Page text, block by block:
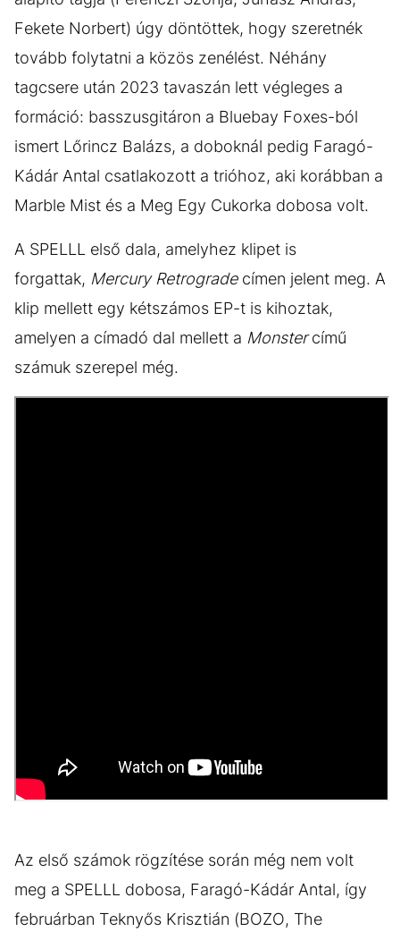
Fekete Norbert) úgy döntöttek, hogy szeretnék
tovább folytatni a közös zenélést. Néhány
tagcsere után 2023 tavaszán lett végleges a
formáció: basszusgitáron a Bluebay Foxes-ból
ismert Lőrincz Balázs, a doboknál pedig Faragó-
Kádár Antal csatlakozott a trióhoz, aki korábban a
Marble Mist és a Meg Egy Cukorka dobosa volt.
A SPELLL első dala, amelyhez klipet is
forgattak, Mercury Retrogradecímen jelent meg. A
klip mellett egy kétszámos EP-t is kihoztak,
amelyen a címadó dal mellett a Monstercímű
számuk szerepel még.
Az első számok rögzítése során még nem volt
meg a SPELLL dobosa, Faragó-Kádár Antal, így
februárban Teknyős Krisztián (BOZO, The